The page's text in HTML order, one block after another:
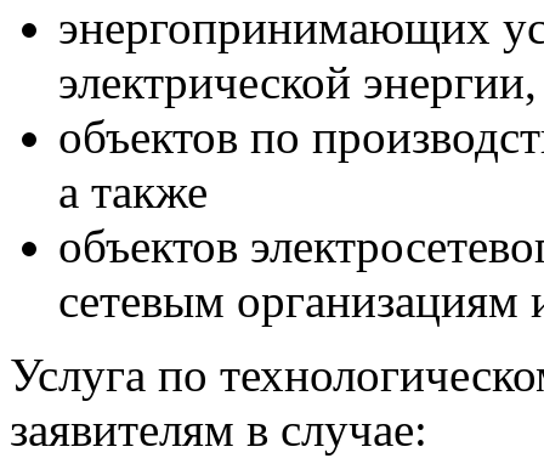
энергопринимающих
электрической энергии,
объектов по
а также
объектов
сетевым
Услуга по
заявителям в случае: